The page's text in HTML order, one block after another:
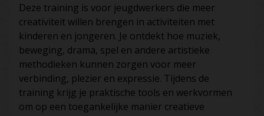
Deze training is voor jeugdwerkers die meer
creativiteit willen brengen in activiteiten met
kinderen en jongeren. Je ontdekt hoe muziek,
beweging, drama, spel en andere artistieke
methodieken kunnen zorgen voor meer
verbinding, plezier en expressie. Tijdens de
training krijg je praktische tools en werkvormen
om op een toegankelijke manier creatieve